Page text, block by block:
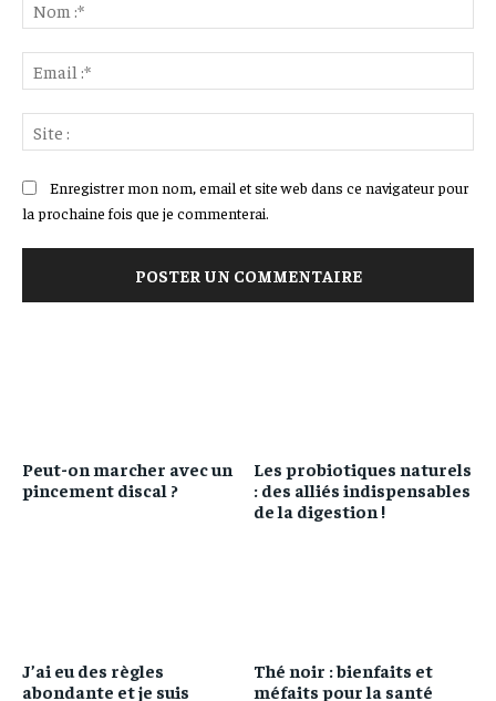
:*
:*
:
Enregistrer mon nom, email et site web dans ce navigateur pour
la prochaine fois que je commenterai.
Peut-on marcher avec un
pincement discal ?
Les probiotiques naturels
: des alliés indispensables
de la digestion !
J’ai eu des règles
abondante et je suis
Thé noir : bienfaits et
méfaits pour la santé